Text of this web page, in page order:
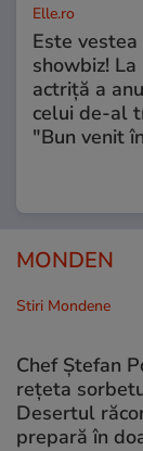
Elle.ro
Este
showbiz!
actriță a
celui de-al
"Bun venit
MONDEN
Stiri Mondene
Chef Ștefan
rețeta
Desertul
prepară în